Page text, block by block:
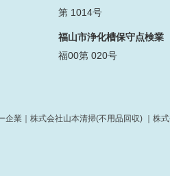
第 1014号
福山市浄化槽保守点検業
福00第 020号
企業｜ 株式会社山本清掃(不用品回収) 株